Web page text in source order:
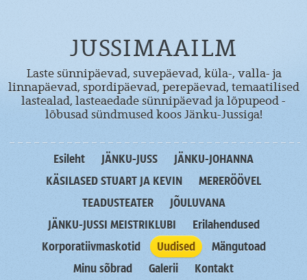
JUSSIMAAILM
Laste sünnipäevad, suvepäevad, küla-, valla- ja
linnapäevad, spordipäevad, perepäevad, temaatilised
lastealad, lasteaedade sünnipäevad ja lõpupeod -
lõbusad sündmused koos Jänku-Jussiga!
Esileht JÄNKU-JUSS
JÄNKU-JOHANNA
KÄSILASED STUART JA KEVIN
MERERÖÖVEL
TEADUSTEATER
JÕULUVANA
JÄNKU-JUSSI MEISTRIKLUBI
Erilahendused
Korporatiivmaskotid
Uudised
Mängutoad
Minu sõbrad
Galerii Kontakt